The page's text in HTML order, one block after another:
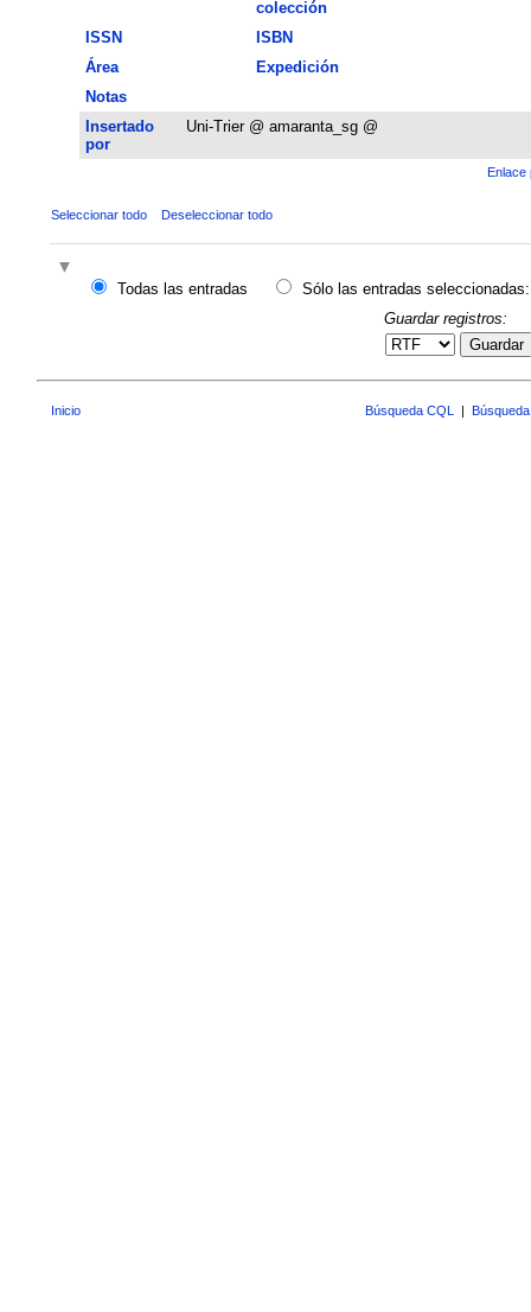
colección
ISSN
ISBN
Área
Expedición
Notas
Insertado
por
Uni-Trier @ amaranta_sg @
Enlace
Seleccionar todo Deseleccionar todo
Todas las entradas
Sólo las entradas seleccionadas:
Guardar registros:
Guardar
Inicio Búsqueda CQL